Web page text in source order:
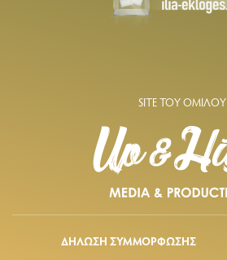
SITE ΤΟΥ ΟΜΙΛΟΥ
ΔΗΛΩΣΗ ΣΥΜΜΟΡΦΩΣΗΣ